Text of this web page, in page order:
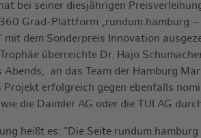
bei seiner diesjährigen
Grad-Plattform „rundum.hamburg –
mit dem Sonderpreis Innovation
überreichte Dr. Hajo
Abends, an das Team der Hamburg
Projekt erfolgreich gegen ebenfalls
die Daimler AG oder die TUI AG
heißt es: "Die Seite